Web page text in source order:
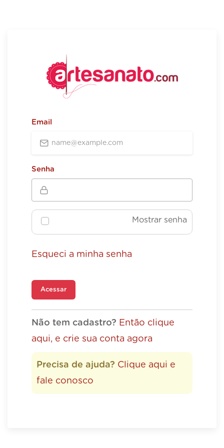
Email
Senha
Mostrar senha
Esqueci a minha senha
Acessar
Não tem cadastro? Então clique
aqui, e crie sua conta agora
Precisa de ajuda? Clique aqui e
fale conosco